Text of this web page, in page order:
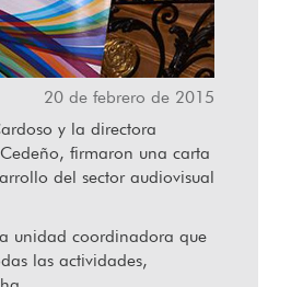
el corazón”
20 de febrero de 2015
y la directora
firmaron una carta
del sector audiovisual
unidad coordinadora que
las actividades,